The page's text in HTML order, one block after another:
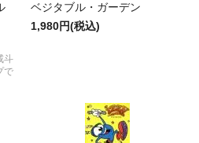
斗
で
ベジタブル・ガーデン
1,980円(税込)